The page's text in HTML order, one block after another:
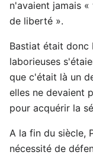
n'avaient jamais
de liberté ».
Bastiat était donc
laborieuses
que c'était là un
elles ne devaient
pour acquérir la
A la fin du siècle,
nécessité de